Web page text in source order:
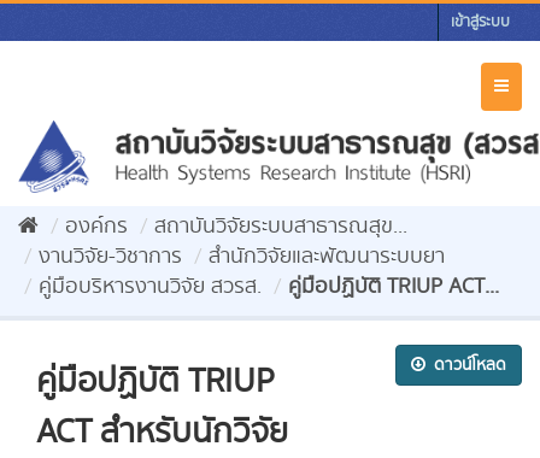
Skip
to
เข้าสู่ระบบ
องค์กร
สถาบันวิจัยระบบสาธารณสุข...
งานวิจัย-วิชาการ
สำนักวิจัยและพัฒนาระบบยา
คู่มือบริหารงานวิจัย สวรส.
คู่มือปฏิบัติ TRIUP ACT...
ดาวน์โหลด
คู่มือปฏิบัติ TRIUP
ACT สำหรับนักวิจัย